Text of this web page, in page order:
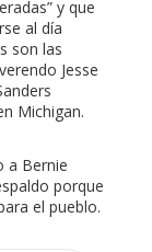
y que
al día
son las
Jesse
Michigan.
a Bernie
porque
el pueblo.